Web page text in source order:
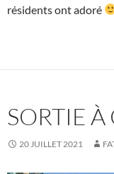
résidents ont adoré
SORTIE
20 JUILLET 2021